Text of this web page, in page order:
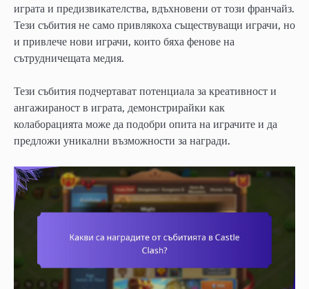
играта и предизвикателства, вдъхновени от този франчайз.
Тези събития не само привлякоха съществуващи играчи, но
и привлече нови играчи, които бяха фенове на
сътрудничещата медия.
Тези събития подчертават потенциала за креативност и
ангажираност в играта, демонстрирайки как
колаборацията може да подобри опита на играчите и да
предложи уникални възможности за награди.